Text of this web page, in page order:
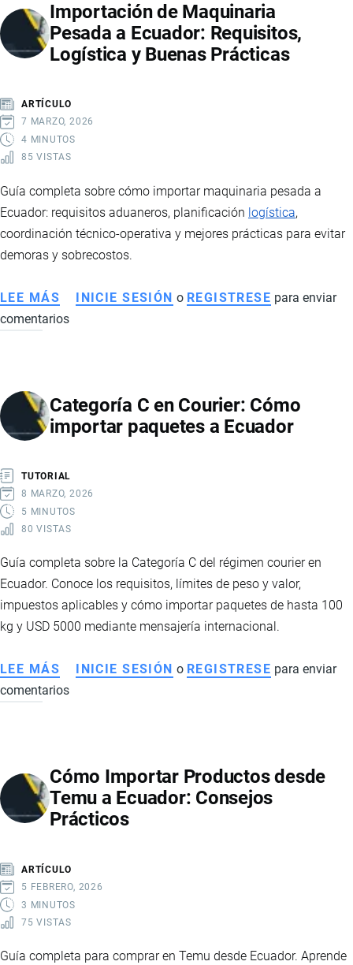
Importación de Maquinaria
Pesada a Ecuador: Requisitos,
Logística y Buenas Prácticas
ARTÍCULO
7 MARZO, 2026
4 MINUTOS
85 VISTAS
Guía completa sobre cómo importar maquinaria pesada a
Ecuador: requisitos aduaneros, planificación logística,
coordinación técnico-operativa y mejores prácticas para evitar
demoras y sobrecostos.
LEE MÁS SOBRE
IMPORTACIÓN
A
ECUADOR:
Y
BUENAS
PRÁCTICAS
INICIE SESIÓN o REGISTRESE para enviar
comentarios
Categoría C en Courier: Cómo
importar paquetes a Ecuador
TUTORIAL
8 MARZO, 2026
5 MINUTOS
80 VISTAS
Guía completa sobre la Categoría C del régimen courier en
Ecuador. Conoce los requisitos, límites de peso y valor,
impuestos aplicables y cómo importar paquetes de hasta 100
kg y USD 5000 mediante mensajería internacional.
LEE MÁS SOBRE
CATEGORÍA
CÓMO
IMPORTAR
PAQUETES
INICIE SESIÓN o REGISTRESE para enviar
comentarios
Cómo Importar Productos desde
Temu a Ecuador: Consejos
Prácticos
ARTÍCULO
5 FEBRERO, 2026
3 MINUTOS
75 VISTAS
Guía completa para comprar en Temu desde Ecuador. Aprende